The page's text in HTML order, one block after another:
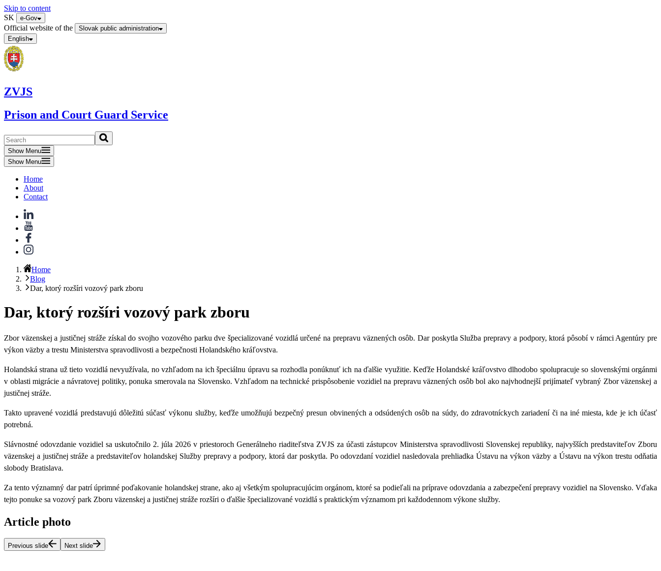
Skip to content
SK
e-Gov
Official website of the
Slovak public administration
English
ZVJS
Prison and Court Guard Service
Show Menu
Show Menu
Home
About
Contact
Home
Blog
Dar, ktorý rozšíri vozový park zboru
Dar, ktorý rozšíri vozový park zboru
Zbor väzenskej a justičnej stráže získal do svojho vozového parku dve špecializované vozidlá určené na prepravu väznených osôb. Dar poskytla Služba prepravy a podpory, ktorá pôsobí v rámci Agentúry pre
výkon väzby a trestu Ministerstva spravodlivosti a bezpečnosti Holandského kráľovstva.
Holandská strana už tieto vozidlá nevyužívala, no vzhľadom na ich špeciálnu úpravu sa rozhodla ponúknuť ich na ďalšie využitie. Keďže Holandské kráľovstvo dlhodobo spolupracuje so slovenskými orgánmi
v oblasti migrácie a návratovej politiky, ponuka smerovala na Slovensko. Vzhľadom na technické prispôsobenie vozidiel na prepravu väznených osôb bol ako najvhodnejší prijímateľ vybraný Zbor väzenskej a
justičnej stráže.
Takto upravené vozidlá predstavujú dôležitú súčasť výkonu služby, keďže umožňujú bezpečný presun obvinených a odsúdených osôb na súdy, do zdravotníckych zariadení či na iné miesta, kde je ich účasť
potrebná.
Slávnostné odovzdanie vozidiel sa uskutočnilo 2. júla 2026 v priestoroch Generálneho riaditeľstva ZVJS za účasti zástupcov Ministerstva spravodlivosti Slovenskej republiky, najvyšších predstaviteľov Zboru
väzenskej a justičnej stráže a predstaviteľov holandskej Služby prepravy a podpory, ktorá dar poskytla. Po odovzdaní vozidiel nasledovala prehliadka Ústavu na výkon väzby a Ústavu na výkon trestu odňatia
slobody Bratislava.
Za tento významný dar patrí úprimné poďakovanie holandskej strane, ako aj všetkým spolupracujúcim orgánom, ktoré sa podieľali na príprave odovzdania a zabezpečení prepravy vozidiel na Slovensko. Vďaka
tejto ponuke sa vozový park Zboru väzenskej a justičnej stráže rozšíri o ďalšie špecializované vozidlá s praktickým významom pri každodennom výkone služby.
Article photo
Previous slide Next slide